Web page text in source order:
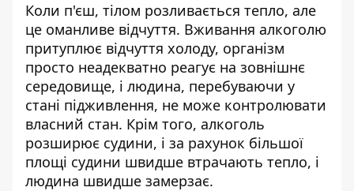
Коли п'єш, тілом розливається тепло, але
це оманливе відчуття. Вживання алкоголю
притуплює відчуття холоду, організм
просто неадекватно реагує на зовнішнє
середовище, і людина, перебуваючи у
стані підживлення, не може контролювати
власний стан. Крім того, алкоголь
розширює судини, і за рахунок більшої
площі судини швидше втрачають тепло, і
людина швидше замерзає.